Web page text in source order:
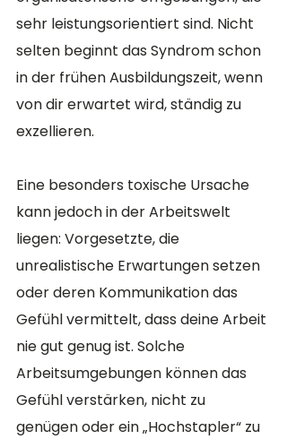
sehr leistungsorientiert sind. Nicht
selten beginnt das Syndrom schon
in der frühen Ausbildungszeit, wenn
von dir erwartet wird, ständig zu
exzellieren.
Eine besonders toxische Ursache
kann jedoch in der Arbeitswelt
liegen: Vorgesetzte, die
unrealistische Erwartungen setzen
oder deren Kommunikation das
Gefühl vermittelt, dass deine Arbeit
nie gut genug ist. Solche
Arbeitsumgebungen können das
Gefühl verstärken, nicht zu
genügen oder ein „Hochstapler“ zu